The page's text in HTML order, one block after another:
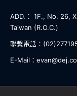
ADD.： 1F., No. 26,
Taiwan (R.O.C.)
聯繫電話：
E-Mail：